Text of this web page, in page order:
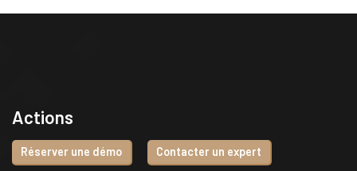
Actions
Réserver une démo Contacter un expert